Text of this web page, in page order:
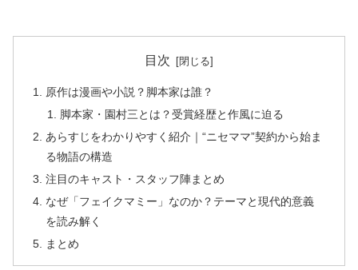
目次
原作は漫画や小説？脚本家は誰？
脚本家・園村三とは？受賞経歴と作風に迫る
あらすじをわかりやすく紹介｜“ニセママ”契約から始ま
る物語の構造
注目のキャスト・スタッフ陣まとめ
なぜ「フェイクマミー」なのか？テーマと現代的意義
を読み解く
まとめ